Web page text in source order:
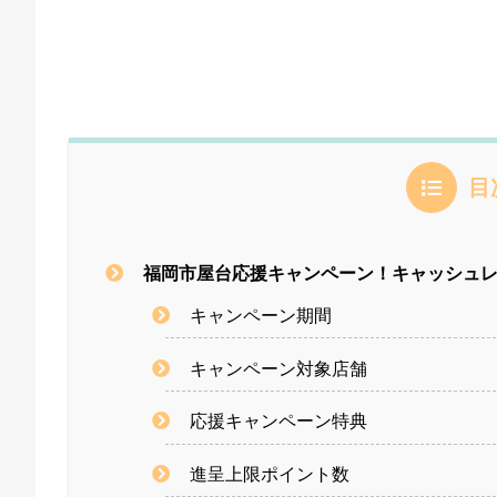
目
福岡市屋台応援キャンペーン！キャッシュ
キャンペーン期間
キャンペーン対象店舗
応援キャンペーン特典
進呈上限ポイント数